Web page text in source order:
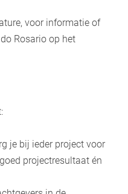
voor informatie of
Rosario op het
je bij ieder project voor
projectresultaat én